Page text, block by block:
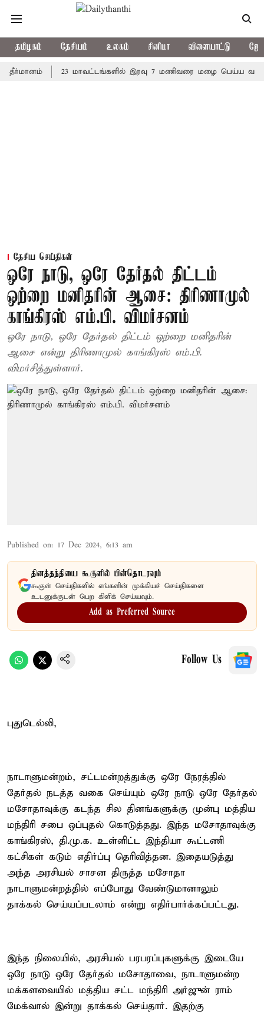
தமிழகம் தேசியம் உலகம் சினிமா விளையாட்டு
23 மாவட்டங்களில் இரவு 7 மணிவரை மழை பெய்ய வாய்ப்பு
தேசிய செய்திகள்
ஒரே நாடு, ஒரே தேர்தல் திட்டம்
ஒற்றை மனிதரின் ஆசை: திரிணாமுல்
காங்கிரஸ் எம்.பி. விமர்சனம்
ஒரே நாடு, ஒரே தேர்தல் திட்டம் ஒற்றை மனிதரின்
ஆசை என்று திரிணாமுல் காங்கிரஸ் எம்.பி.
விமர்சித்துள்ளார்.
Published on: 17 Dec 2024, 6:13 am
தினத்தந்தியை கூகுளில் பின்தொடரவும்
கூகுள் செய்திகளில் எங்களின் முக்கியச் செய்திகளை
உடனுக்குடன் பெற கிளிக் செய்யவும்.
Add as Preferred Source
Follow Us
புதுடெல்லி,
நாடாளுமன்றம், சட்டமன்றத்துக்கு ஒரே நேரத்தில்
தேர்தல் நடத்த வகை செய்யும் ஒரே நாடு ஒரே தேர்தல்
மசோதாவுக்கு கடந்த சில தினங்களுக்கு முன்பு மத்திய
மந்திரி சபை ஒப்புதல் கொடுத்தது. இந்த மசோதாவுக்கு
காங்கிரஸ், தி.மு.க. உள்ளிட்ட இந்தியா கூட்டணி
கட்சிகள் கடும் எதிர்ப்பு தெரிவித்தன. இதையடுத்து
அந்த அரசியல் சாசன திருத்த மசோதா
நாடாளுமன்றத்தில் எப்போது வேண்டுமானாலும்
தாக்கல் செய்யப்படலாம் என்று எதிர்பார்க்கப்பட்டது.
இந்த நிலையில், அரசியல் பரபரப்புகளுக்கு இடையே
ஒரே நாடு ஒரே தேர்தல் மசோதாவை, நாடாளுமன்ற
மக்களவையில் மத்திய சட்ட மந்திரி அர்ஜுன் ராம்
மேக்வால் இன்று தாக்கல் செய்தார். இதற்கு